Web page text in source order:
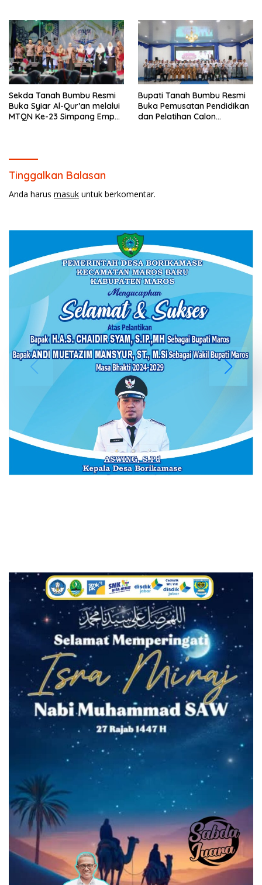
BEYOND TRUST PRESISI
Sekda Tanah Bumbu Resmi
Buka Syiar Al-Qur’an melalui
MTQN Ke-23 Simpang Empat
Bupati Tanah Bumbu Resmi
Buka Pemusatan Pendidikan
dan Pelatihan Calon
Tinggalkan Balasan
Anda harus masuk untuk berkomentar.